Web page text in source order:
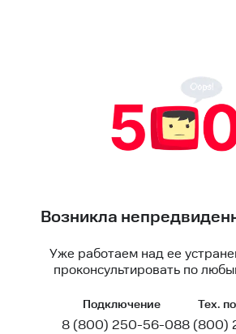
Возникла
Уже работаем над ее
проконсультировать по
Подключение
8 (800) 250-56-08
Тех.
8 (800)